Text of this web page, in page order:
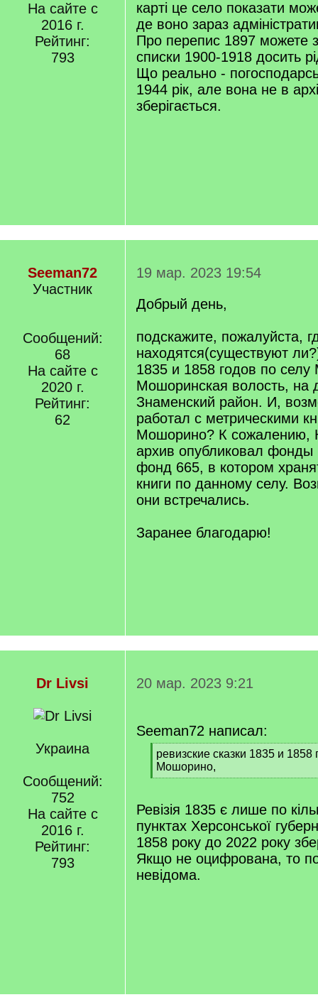
На сайте с
2016 г.
Рейтинг:
793
карті це село показати
де воно зараз
Про перепис 1897 можете
списки 1900-1918 досить
Що реально -
1944 рік, але вона не в
зберігається.
Seeman72
Участник
Сообщений:
68
На сайте с
2020 г.
Рейтинг:
62
19 мар. 2023 19:54
Добрый день,
подскажите, пожалуйста,
находятся(существуют
1835 и 1858 годов по
Мошоринская волость, на
Знаменский район. И,
работал с метрическими
Мошорино? К сожалению,
архив опубликовал фонды
фонд 665, в котором
книги по данному селу.
они встречались.
Заранее благодарю!
Dr Livsi
Украина
Сообщений:
752
На сайте с
2016 г.
Рейтинг:
793
20 мар. 2023 9:21
Seeman72 написал:
[
q
]
ревизские сказки 1835 и 1858
Мошорино,
[
q
]
Ревізія 1835 є лише по
пунктах Херсонської
1858 року до 2022 року
Якщо не оцифрована, то
невідома.